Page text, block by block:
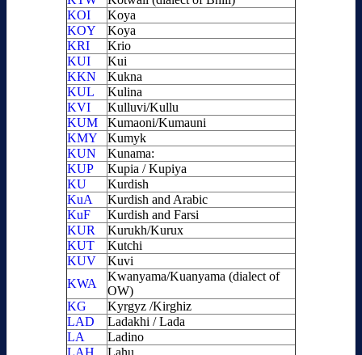
KOI
Koya
KOY
Koya
KRI
Krio
KUI
Kui
KKN
Kukna
KUL
Kulina
KVI
Kulluvi/Kullu
KUM
Kumaoni/Kumauni
KMY
Kumyk
KUN
Kunama:
KUP
Kupia / Kupiya
KU
Kurdish
KuA
Kurdish and Arabic
KuF
Kurdish and Farsi
KUR
Kurukh/Kurux
KUT
Kutchi
KUV
Kuvi
KWA
Kwanyama/Kuanyama (dialect of
OW)
KG
Kyrgyz /Kirghiz
LAD
Ladakhi / Lada
LA
Ladino